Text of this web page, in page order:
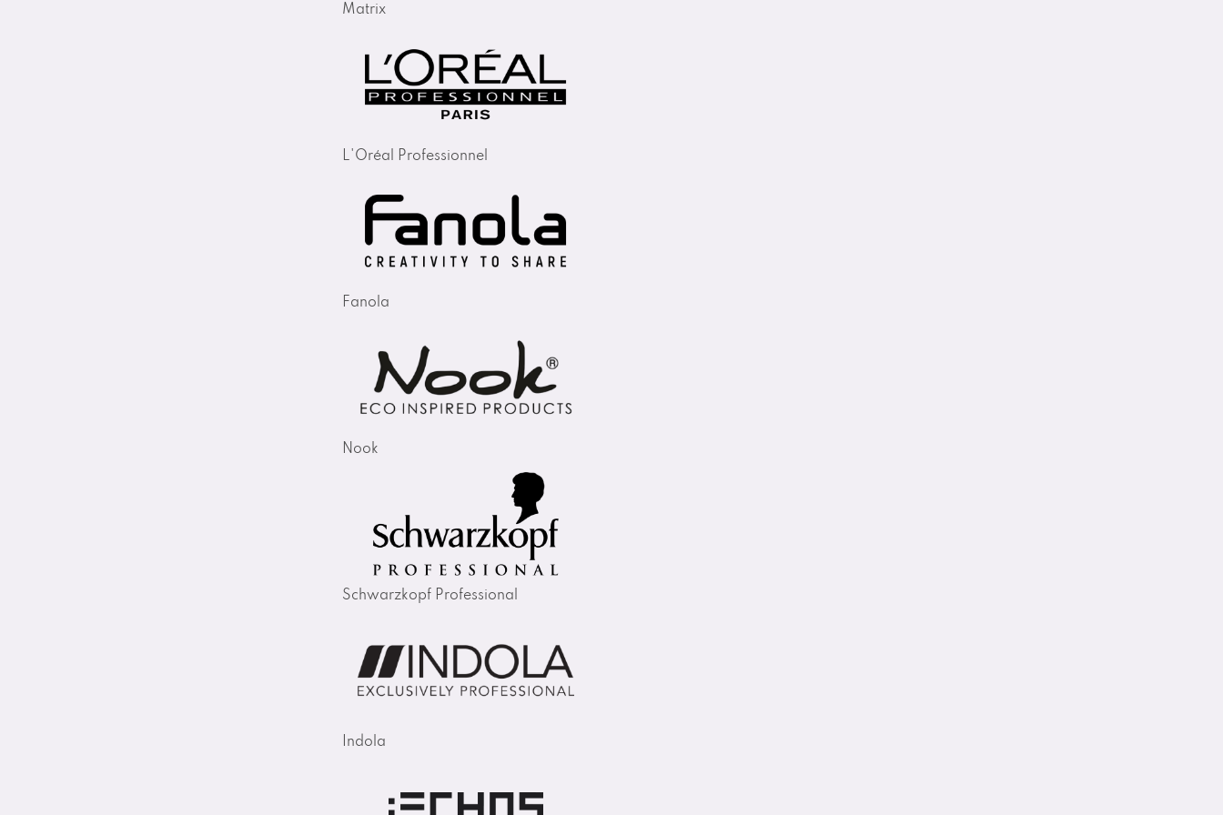
Matrix
L'Oréal Professionnel
Fanola
Nook
Schwarzkopf Professional
Indola